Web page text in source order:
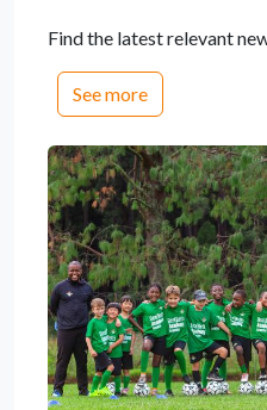
Find the latest relevant
See more